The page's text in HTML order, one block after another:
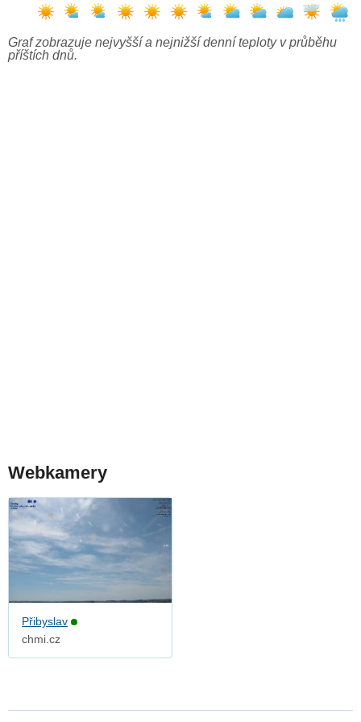
Graf zobrazuje nejvyšší a nejnižší denní teploty v průběhu
příštích dnů.
Webkamery
Přibyslav
chmi.cz